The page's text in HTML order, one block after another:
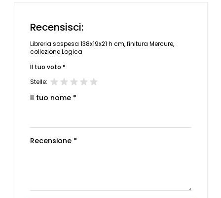
Recensisci:
Libreria sospesa 138x19x21 h cm, finitura Mercure,
collezione Logica
Il tuo voto *
Stelle:
Il tuo nome *
Recensione *